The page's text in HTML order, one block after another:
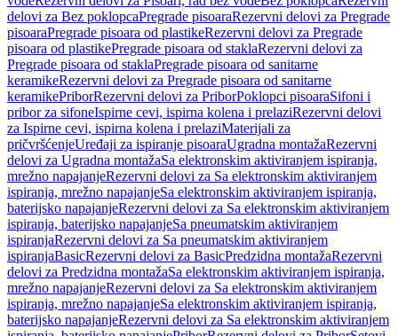
delovi za Bez poklopcaPregrade pisoaraRezervni delovi za Pregrade
pisoaraPregrade pisoara od plastikeRezervni delovi za Pregrade
pisoara od plastikePregrade pisoara od staklaRezervni delovi za
Pregrade pisoara od staklaPregrade pisoara od sanitarne
keramikeRezervni delovi za Pregrade pisoara od sanitarne
keramikePriborRezervni delovi za PriborPoklopci pisoaraSifoni i
pribor za sifoneIspirne cevi, ispirna kolena i prelaziRezervni delovi
za Ispirne cevi, ispirna kolena i prelaziMaterijali za
pričvršćenjeUređaji za ispiranje pisoaraUgradna montažaRezervni
delovi za Ugradna montažaSa elektronskim aktiviranjem ispiranja,
mrežno napajanjeRezervni delovi za Sa elektronskim aktiviranjem
ispiranja, mrežno napajanjeSa elektronskim aktiviranjem ispiranja,
baterijsko napajanjeRezervni delovi za Sa elektronskim aktiviranjem
ispiranja, baterijsko napajanjeSa pneumatskim aktiviranjem
ispiranjaRezervni delovi za Sa pneumatskim aktiviranjem
ispiranjaBasicRezervni delovi za BasicPredzidna montažaRezervni
delovi za Predzidna montažaSa elektronskim aktiviranjem ispiranja,
mrežno napajanjeRezervni delovi za Sa elektronskim aktiviranjem
ispiranja, mrežno napajanjeSa elektronskim aktiviranjem ispiranja,
baterijsko napajanjeRezervni delovi za Sa elektronskim aktiviranjem